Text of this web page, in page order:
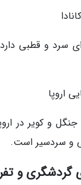
سرد و قطبی
اروپا
و کویر در
و سردسیر است.